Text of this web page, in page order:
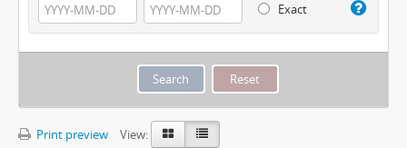
Exact
Print preview
View: